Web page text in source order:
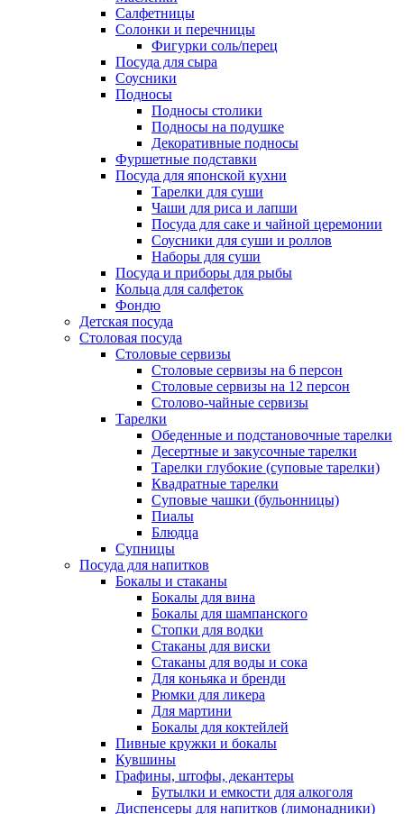
Салфетницы
Солонки и перечницы
Фигурки соль/перец
Посуда для сыра
Соусники
Подносы
Подносы столики
Подносы на подушке
Декоративные подносы
Фуршетные подставки
Посуда для японской кухни
Тарелки для суши
Чаши для риса и лапши
Посуда для саке и чайной церемонии
Соусники для суши и роллов
Наборы для суши
Посуда и приборы для рыбы
Кольца для салфеток
Фондю
Детская посуда
Столовая посуда
Столовые сервизы
Столовые сервизы на 6 персон
Столовые сервизы на 12 персон
Столово-чайные сервизы
Тарелки
Обеденные и подстановочные тарелки
Десертные и закусочные тарелки
Тарелки глубокие (суповые тарелки)
Квадратные тарелки
Суповые чашки (бульонницы)
Пиалы
Блюдца
Супницы
Посуда для напитков
Бокалы и стаканы
Бокалы для вина
Бокалы для шампанского
Стопки для водки
Стаканы для виски
Стаканы для воды и сока
Для коньяка и бренди
Рюмки для ликера
Для мартини
Бокалы для коктейлей
Пивные кружки и бокалы
Кувшины
Графины, штофы, декантеры
Бутылки и емкости для алкоголя
Диспенсеры для напитков (лимонадники)